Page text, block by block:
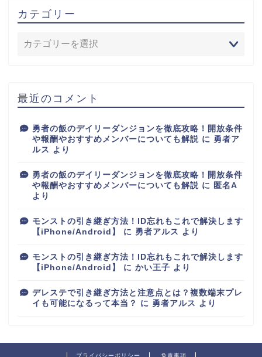
カテゴリー
最近のコメント
勇者の飯のデイリーダンジョンを徹底攻略！開放条件
や報酬やおすすめメンバーについても解説 に 勇者ア
ルス より
勇者の飯のデイリーダンジョンを徹底攻略！開放条件
や報酬やおすすめメンバーについても解説 に 匿名A
より
モンストの引き継ぎ方法！ID忘れもこれで解決します
【iPhone/Android】
に 勇者アルス より
モンストの引き継ぎ方法！ID忘れもこれで解決します
【iPhone/Android】
に かい王子 より
デレステで引き継ぎ方法と注意点とは？複数端末プレ
イも可能になるって本当？
に 勇者アルス より
プライバシーポリシー 免責事項